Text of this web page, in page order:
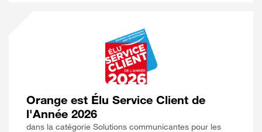
Orange est Élu Service Client de
l'Année 2026
dans la catégorie Solutions communicantes pour les